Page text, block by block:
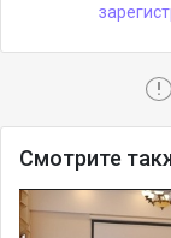
!
Смотрите